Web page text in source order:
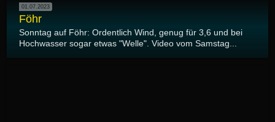
01.07.2023
Föhr
Sonntag auf Föhr: Ordentlich Wind, genug für 3,6 und bei
Hochwasser sogar etwas "Welle". Video vom Samstag...